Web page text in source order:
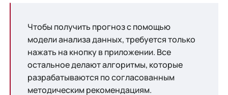
Чтобы получить прогноз с помощью
модели анализа данных, требуется только
нажать на кнопку в приложении. Все
остальное делают алгоритмы, которые
разрабатываются по согласованным
методическим рекомендациям.